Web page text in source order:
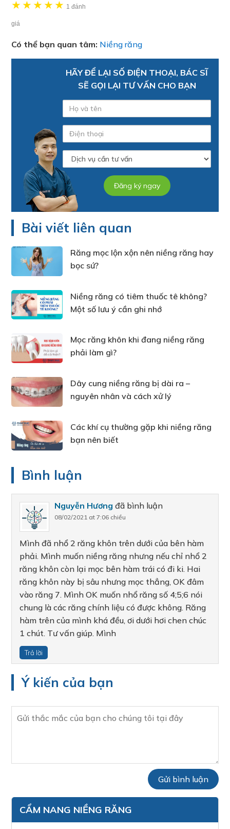
★★★★★ 1 đánh
giá
Có thể bạn quan tâm: Niềng răng
HÃY ĐỂ LẠI SỐ ĐIỆN THOẠI, BÁC SĨ
SẼ GỌI LẠI TƯ VẤN CHO BẠN
Bài viết liên quan
Răng mọc lộn xộn nên niềng răng hay
bọc sứ?
Niềng răng có tiêm thuốc tê không?
Một số lưu ý cần ghi nhớ
Mọc răng khôn khi đang niềng răng
phải làm gì?
Dây cung niềng răng bị dài ra –
nguyên nhân và cách xử lý
Các khí cụ thường gặp khi niềng răng
bạn nên biết
Bình luận
Nguyễn Hương đã bình luận
08/02/2021 at 7:06 chiều
Mình đã nhổ 2 răng khôn trên dưới của bên hàm
phải. Mình muốn niềng răng nhưng nếu chỉ nhổ 2
răng khôn còn lại mọc bên hàm trái có đi ki. Hai
răng khôn này bị sâu nhưng mọc thẳng, OK đâm
vào răng 7. Mình OK muốn nhổ răng số 4;5;6 nói
chung là các răng chính liệu có được không. Răng
hàm trên của mình khá đều, ơi dưới hơi chen chúc
1 chút. Tư vấn giúp. Mình
Trả lời
Ý kiến của bạn
CẨM NANG NIỀNG RĂNG